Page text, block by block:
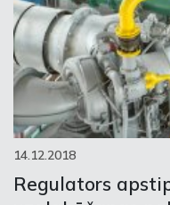
14.12.2018
Regulators